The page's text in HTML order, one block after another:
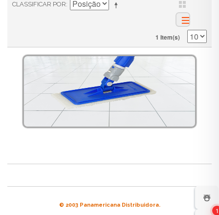
CLASSIFICAR POR
1 Item(s)
☃️
1
© 2003 Panamericana Distribuidora.